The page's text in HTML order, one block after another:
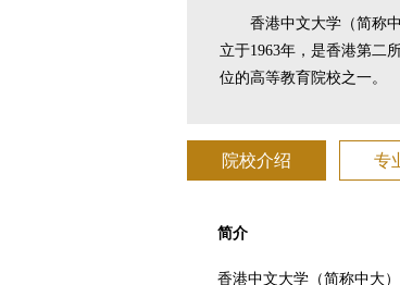
香港中文大学（简称
立于1963年，是香港第二
位的高等教育院校之一。
院校介绍 专
简介
香港中文大学（简称中大